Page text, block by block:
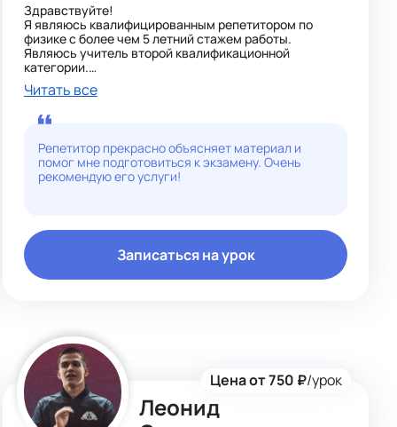
Здравствуйте!
Я являюсь квалифицированным репетитором по
физике с более чем 5 летний стажем работы.
Являюсь учитель второй квалификационной
категории.
В своей репетиторской деятельности использую
современные методики обучения, нацеленные на
уровень подготовки и успеваемости каждого
индивидуально для каждого. Также помогу
студентам с высшей математикой.
Читать все
Репетитор прекрасно объясняет материал и
помог мне подготовиться к экзамену. Очень
рекомендую его услуги!
Записаться на урок
Леонид
Цена от 750 ₽/урок